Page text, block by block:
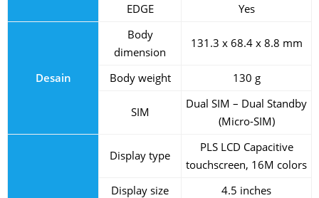
EDGE
Yes
Desain
Body
dimension
131.3 x 68.4 x 8.8 mm
Body weight 130 g
SIM
Dual SIM – Dual Standby
(Micro-SIM)
Display type
PLS LCD Capacitive
touchscreen, 16M colors
Display size
4.5 inches